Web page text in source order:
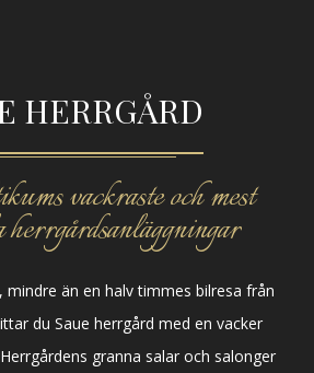
HERRGÅRD
vackraste och mest
mindre än en halv timmes bilresa från
du Saue herrgård med en vacker
granna salar och salonger